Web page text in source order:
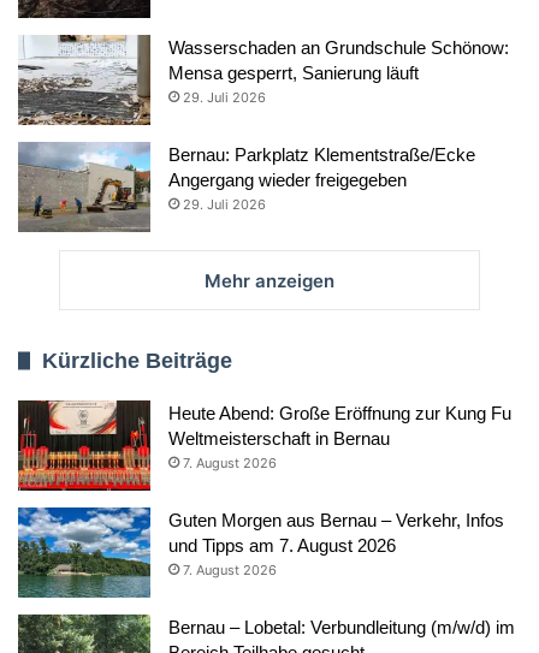
Wasserschaden an Grundschule Schönow:
Mensa gesperrt, Sanierung läuft
29. Juli 2026
Bernau: Parkplatz Klementstraße/Ecke
Angergang wieder freigegeben
29. Juli 2026
Mehr anzeigen
Kürzliche Beiträge
Heute Abend: Große Eröffnung zur Kung Fu
Weltmeisterschaft in Bernau
7. August 2026
Guten Morgen aus Bernau – Verkehr, Infos
und Tipps am 7. August 2026
7. August 2026
Bernau – Lobetal: Verbundleitung (m/w/d) im